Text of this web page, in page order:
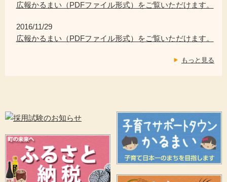
広報かるまい（PDFファイル形式）をご覧いただけます。
2016/11/29
広報かるまい（PDFファイル形式）をご覧いただけます。
もっと見る